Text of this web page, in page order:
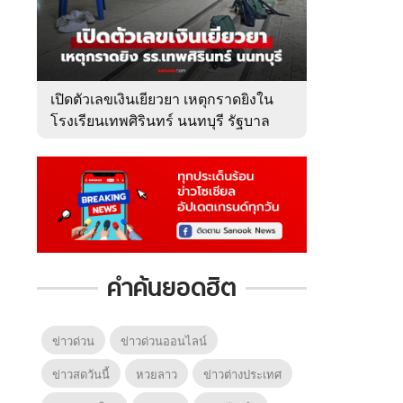
เปิดตัวเลขเงินเยียวยา เหตุกราดยิงใน
โรงเรียนเทพศิรินทร์ นนทบุรี รัฐบาล
คำค้นยอดฮิต
ข่าวด่วน
ข่าวด่วนออนไลน์
ข่าวสดวันนี้
หวยลาว
ข่าวต่างประเทศ